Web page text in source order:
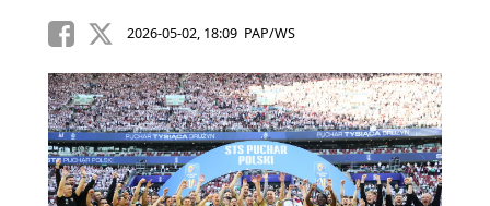
2026-05-02, 18:09 PAP/WS